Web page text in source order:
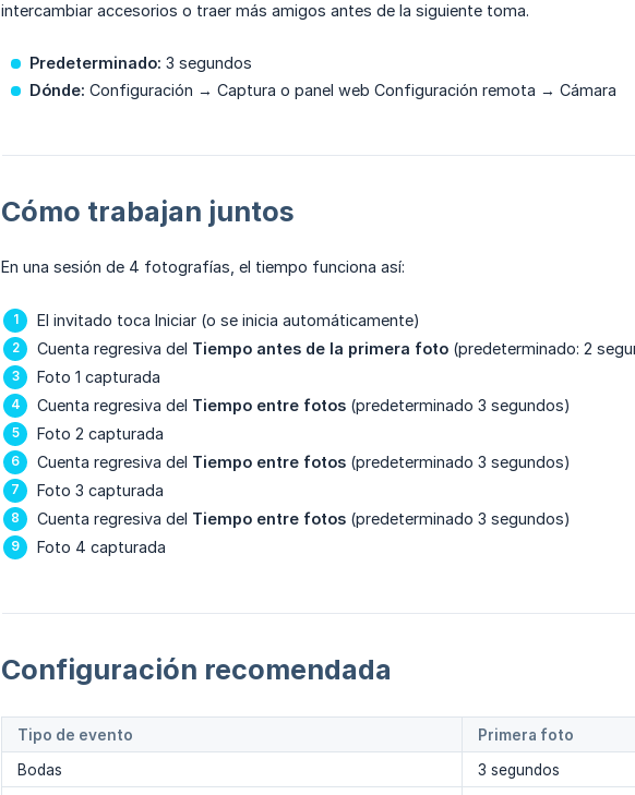
intercambiar accesorios o traer más amigos antes de la siguiente toma.
Predeterminado: 3 segundos
Dónde: Configuración → Captura o panel web Configuración remota → Cámara
Cómo trabajan juntos
En una sesión de 4 fotografías, el tiempo funciona así:
El invitado toca Iniciar (o se inicia automáticamente)
Cuenta regresiva del Tiempo antes de la primera foto (predeterminado: 2
Foto 1 capturada
Cuenta regresiva del Tiempo entre fotos (predeterminado 3 segundos)
Foto 2 capturada
Cuenta regresiva del Tiempo entre fotos (predeterminado 3 segundos)
Foto 3 capturada
Cuenta regresiva del Tiempo entre fotos (predeterminado 3 segundos)
Foto 4 capturada
Configuración recomendada
Tipo de evento Primera foto
Bodas
3 segundos